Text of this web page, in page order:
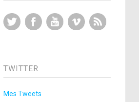
Twitter FacebookYouTubeVimeo
TWITTER
Mes Tweets